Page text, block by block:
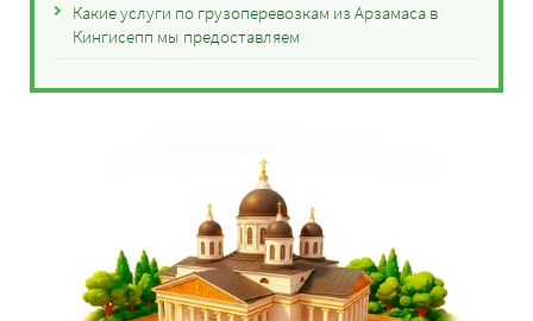
Какие услуги по грузоперевозкам из Арзамаса в
Кингисепп мы предоставляем